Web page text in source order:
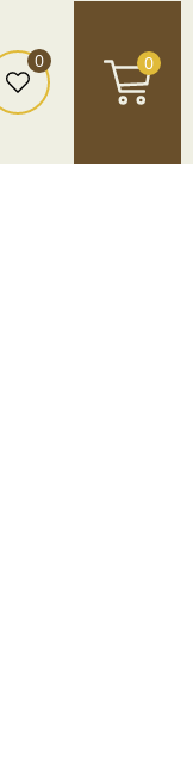
0 0